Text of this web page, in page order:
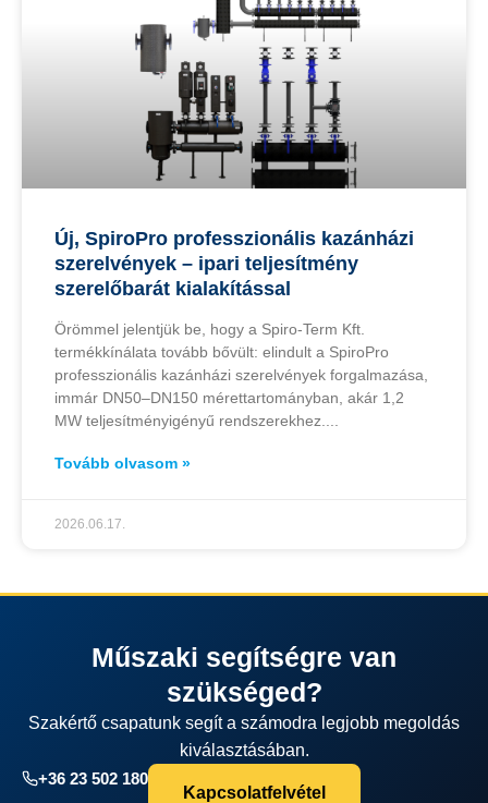
Új, SpiroPro professzionális kazánházi
szerelvények – ipari teljesítmény
szerelőbarát kialakítással
Örömmel jelentjük be, hogy a Spiro-Term Kft.
termékkínálata tovább bővült: elindult a SpiroPro
professzionális kazánházi szerelvények forgalmazása,
immár DN50–DN150 mérettartományban, akár 1,2
MW teljesítményigényű rendszerekhez.
Tovább olvasom »
2026.06.17.
Műszaki segítségre van
szükséged?
Szakértő csapatunk segít a számodra legjobb megoldás
kiválasztásában.
+36 23 502 180
Kapcsolatfelvétel